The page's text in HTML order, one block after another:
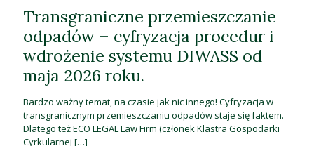
Transgraniczne przemieszczanie
odpadów – cyfryzacja procedur i
wdrożenie systemu DIWASS od
maja 2026 roku.
Bardzo ważny temat, na czasie jak nic innego! Cyfryzacja w
transgranicznym przemieszczaniu odpadów staje się faktem.
Dlatego też ECO LEGAL Law Firm (członek Klastra Gospodarki
Cyrkularnej […]